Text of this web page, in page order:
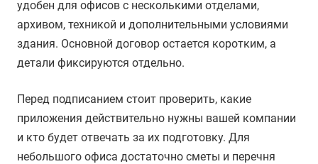
удобен для офисов с несколькими отделами,
архивом, техникой и дополнительными условиями
здания. Основной договор остается коротким, а
детали фиксируются отдельно.
Перед подписанием стоит проверить, какие
приложения действительно нужны вашей компании
и кто будет отвечать за их подготовку. Для
небольшого офиса достаточно сметы и перечня